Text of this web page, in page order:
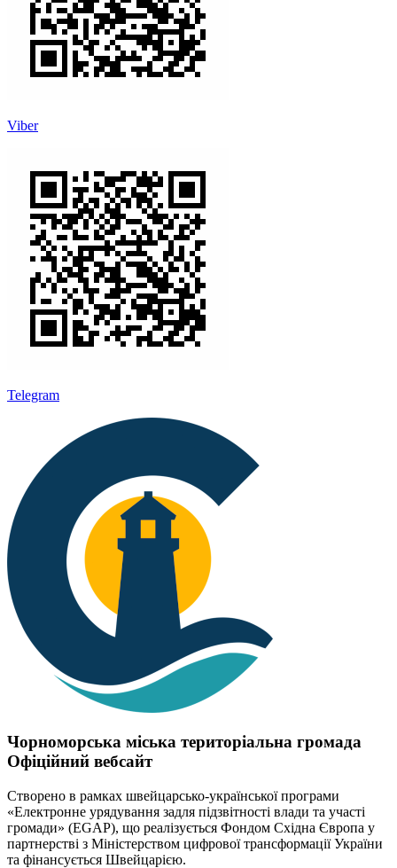
Viber
Telegram
Чорноморська міська територіальна громада
Офіційний вебсайт
Створено в рамках швейцарсько-української програми
«Електронне урядування задля підзвітності влади та участі
громади» (EGAP), що реалізується Фондом Східна Європа у
партнерстві з Міністерством цифрової трансформації України
та фінансується Швейцарією.